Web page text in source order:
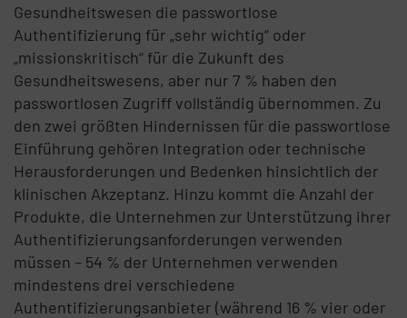
Gesundheitswesen die passwortlose
Authentifizierung für „sehr wichtig“ oder
„missionskritisch“ für die Zukunft des
Gesundheitswesens, aber nur 7 % haben den
passwortlosen Zugriff vollständig übernommen. Zu
den zwei größten Hindernissen für die passwortlose
Einführung gehören Integration oder technische
Herausforderungen und Bedenken hinsichtlich der
klinischen Akzeptanz. Hinzu kommt die Anzahl der
Produkte, die Unternehmen zur Unterstützung ihrer
Authentifizierungsanforderungen verwenden
müssen – 54 % der Unternehmen verwenden
mindestens drei verschiedene
Authentifizierungsanbieter (während 16 % vier oder